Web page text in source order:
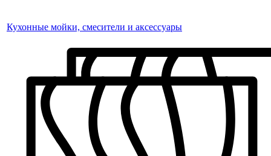
Кухонные мойки, смесители и аксессуары